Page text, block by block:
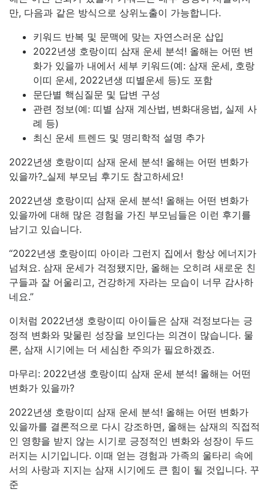
만, 다음과 같은 방식으로 상위노출이 가능합니다.
키워드 반복 및 문맥에 맞는 자연스러운 삽입
2022년생 호랑이띠 삼재 운세 분석! 올해는 어떤 변
화가 있을까 내에서 세부 키워드(예: 삼재 운세, 호랑
이띠 운세, 2022년생 띠별운세 등)도 포함
문단별 핵심질문 및 답변 구성
관련 정보(예: 띠별 삼재 계산법, 변화대응법, 실제 사
례 등)
최신 운세 트렌드 및 명리학적 설명 추가
2022년생 호랑이띠 삼재 운세 분석! 올해는 어떤 변화가
있을까?_실제 부모님 후기도 참고하세요!
2022년생 호랑이띠 삼재 운세 분석! 올해는 어떤 변화가
있을까에 대해 많은 경험을 가진 부모님들은 이런 후기를
남기고 있습니다.
“2022년생 호랑이띠 아이라 그런지 집에서 항상 에너지가
넘쳐요. 삼재 운세가 걱정됐지만, 올해는 오히려 새로운 친
구들과 잘 어울리고, 건강하게 자라는 모습이 너무 감사하
네요.”
이처럼 2022년생 호랑이띠 아이들은 삼재 걱정보다는 긍
정적 변화와 맞물린 성장을 보인다는 의견이 많습니다. 물
론, 삼재 시기에는 더 세심한 주의가 필요하겠죠.
마무리: 2022년생 호랑이띠 삼재 운세 분석! 올해는 어떤
변화가 있을까?
2022년생 호랑이띠 삼재 운세 분석! 올해는 어떤 변화가
있을까를 결론적으로 다시 강조하면, 올해는 삼재의 직접적
인 영향을 받지 않는 시기로 긍정적인 변화와 성장이 두드
러지는 시기입니다. 이때 얻는 경험과 가족의 울타리 속에
서의 사랑과 지지는 삼재 시기에도 큰 힘이 될 것입니다. 꾸
준